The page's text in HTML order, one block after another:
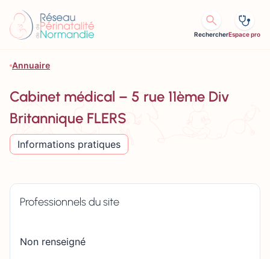
RechercherEspace pro
Annuaire
Cabinet médical – 5 rue 11ème Div
Britannique FLERS
Informations pratiques
Professionnels du site
Non renseigné